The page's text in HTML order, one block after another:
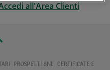
all'Area Clienti
PROSPETTI BNL CERTIFICATE E